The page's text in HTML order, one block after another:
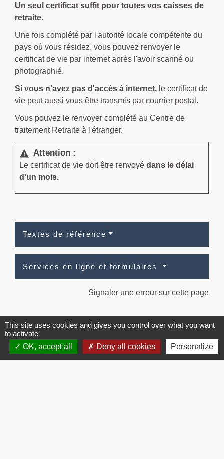
Un seul certificat suffit pour toutes vos caisses de
retraite.
Une fois complété par l'autorité locale compétente du
pays où vous résidez, vous pouvez renvoyer le
certificat de vie par internet après l'avoir scanné ou
photographié.
Si vous n'avez pas d'accès à internet, le certificat de
vie peut aussi vous être transmis par courrier postal.
Vous pouvez le renvoyer complété au Centre de
traitement Retraite à l'étranger.
warning Attention :
Le certificat de vie doit être renvoyé dans le délai
d'un mois.
Textes de référence
Services en ligne et formulaires
Signaler une erreur sur cette page
This site uses cookies and gives you control over what you want
to activate
OK, accept all
Deny all cookies Personalize